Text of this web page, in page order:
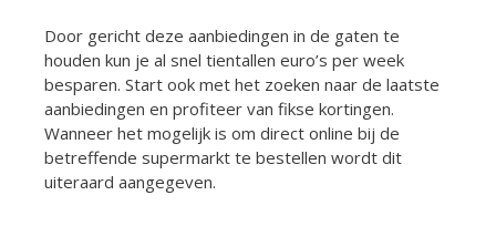
Door gericht deze aanbiedingen in de gaten te
houden kun je al snel tientallen euro’s per week
besparen. Start ook met het zoeken naar de laatste
aanbiedingen en profiteer van fikse kortingen.
Wanneer het mogelijk is om direct online bij de
betreffende supermarkt te bestellen wordt dit
uiteraard aangegeven.